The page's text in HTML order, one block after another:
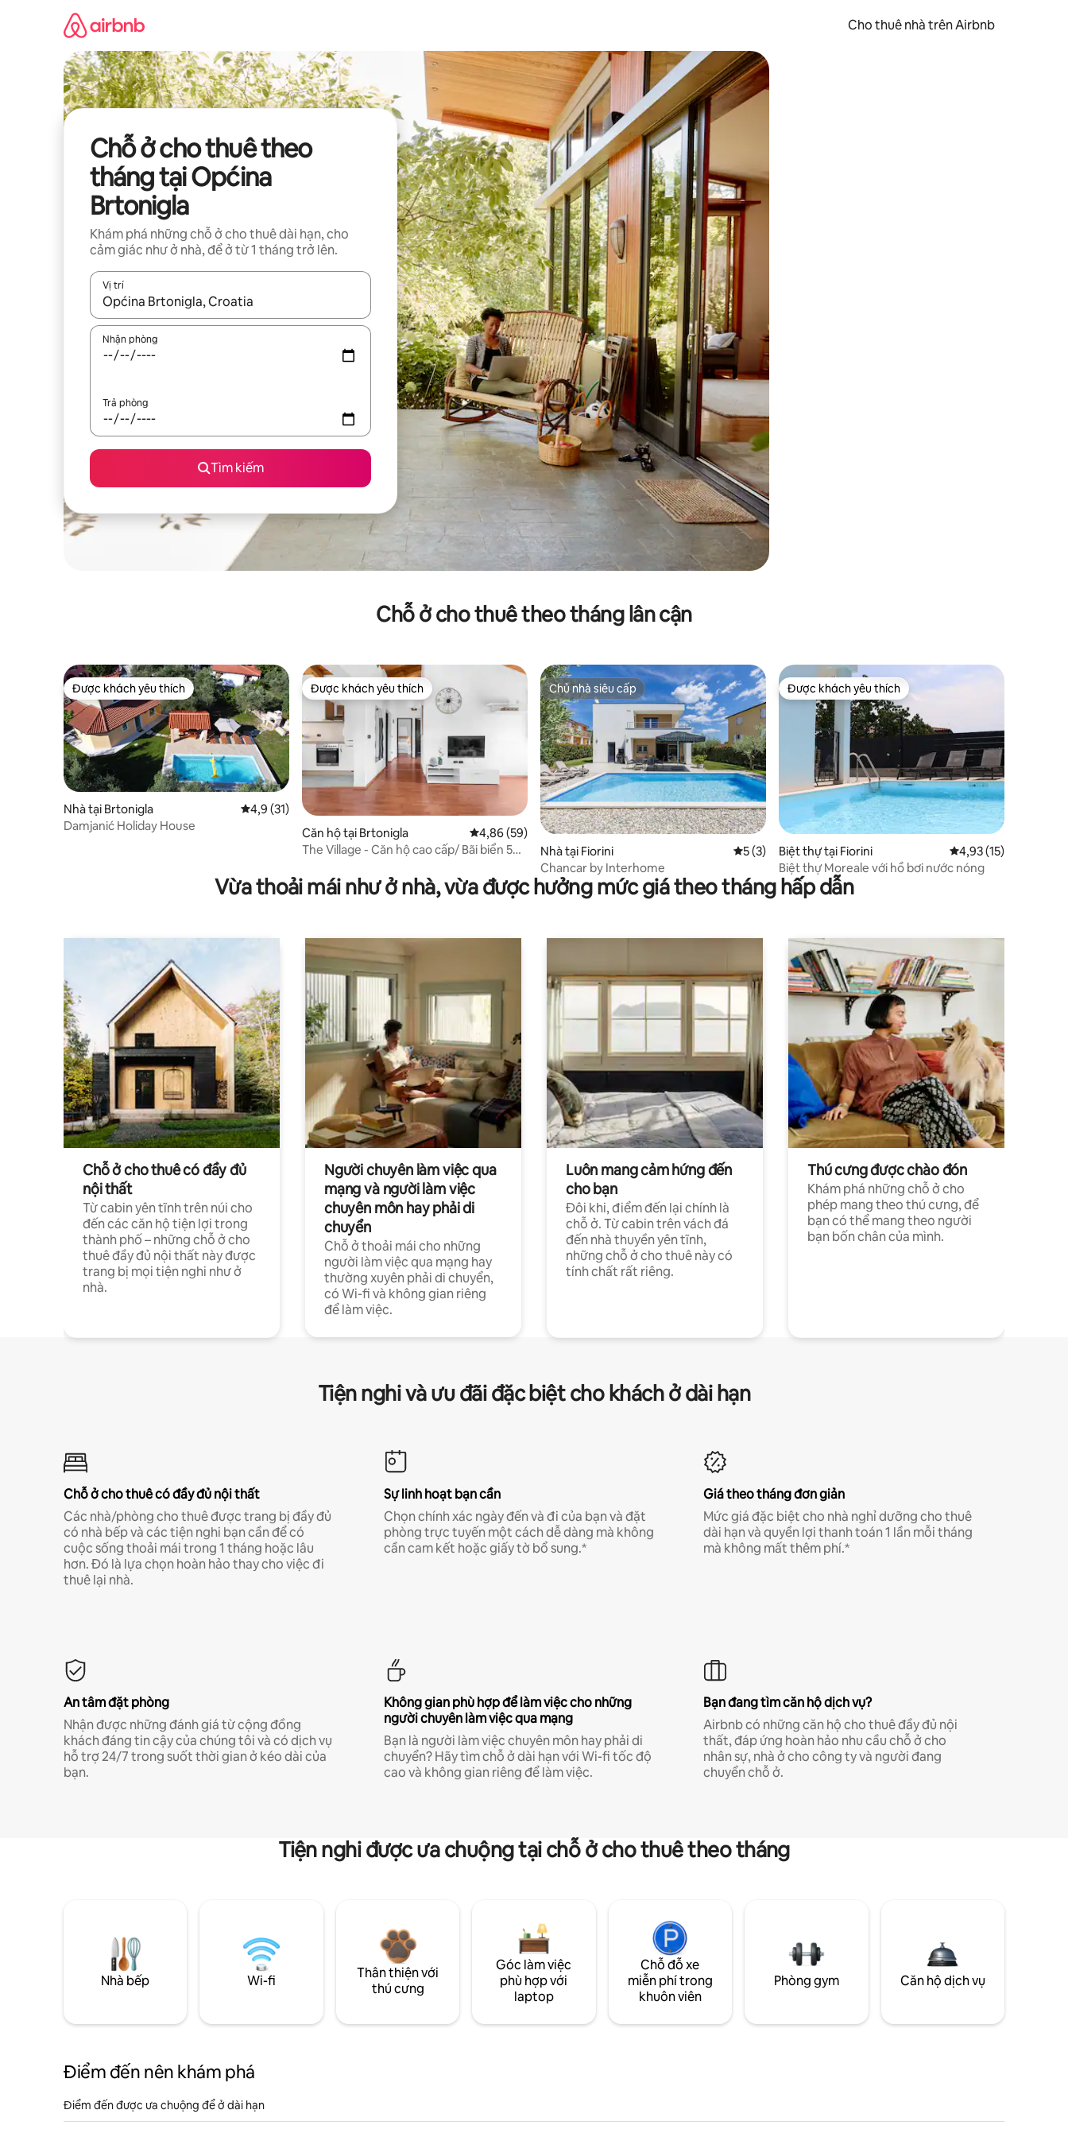
Cho thuê nhà trên Airbnb
Chỗ ở cho thuê theo
tháng tại Općina
Brtonigla
Khám phá những chỗ ở cho thuê dài hạn, cho
cảm giác như ở nhà, để ở từ 1 tháng trở lên.
Vị trí
Khi có kết quả, hãy điều hướng bằng phím mũi tên lên và xuống hoặc khám phá bằng các thao tác chạm hoặc vuốt.
Nhận phòng
Trả phòng
Tìm kiếm
Chỗ ở cho thuê theo tháng lân cận
Được khách yêu thích
Được khách yêu thích
Nhà tại Brtonigla Xếp hạng trung bình 4,9/5, 31 đánh giá
4,9 (31)
Damjanić Holiday House
Được khách yêu thích
Được khách yêu thích
Căn hộ tại Brtonigla Xếp hạng trung bình 4,86/5, 59 đánh giá
4,86 (59)
The Village - Căn hộ cao cấp/ Bãi biển 5
Chủ nhà siêu cấp
Chủ nhà siêu cấp
Nhà tại Fiorini Xếp hạng trung bình 5/5, 3 đánh giá
5 (3)
Chancar by Interhome
Được khách yêu thích
Được khách yêu thích
Biệt thự tại Fiorini Xếp hạng trung bình
4,93 (15)
Biệt thự Moreale với hồ bơi nước nóng
Vừa thoải mái như ở nhà, vừa được hưởng mức giá theo tháng hấp dẫn
Chỗ ở cho thuê có đầy đủ
nội thất
Từ cabin yên tĩnh trên núi cho
đến các căn hộ tiện lợi trong
thành phố – những chỗ ở cho
thuê đầy đủ nội thất này được
trang bị mọi tiện nghi như ở
nhà.
Người chuyên làm việc qua
mạng và người làm việc
chuyên môn hay phải di
chuyển
Chỗ ở thoải mái cho những
người làm việc qua mạng hay
thường xuyên phải di chuyển,
có Wi-fi và không gian riêng
để làm việc.
Luôn mang cảm hứng đến
cho bạn
Đôi khi, điểm đến lại chính là
chỗ ở. Từ cabin trên vách đá
đến nhà thuyền yên tĩnh,
những chỗ ở cho thuê này có
tính chất rất riêng.
Thú cưng được chào đón
Khám phá những chỗ ở cho
phép mang theo thú cưng, để
bạn có thể mang theo người
bạn bốn chân của mình.
Tiện nghi và ưu đãi đặc biệt cho khách ở dài hạn
Chỗ ở cho thuê có đầy đủ nội thất
Các nhà/phòng cho thuê được trang bị đầy đủ
có nhà bếp và các tiện nghi bạn cần để có
cuộc sống thoải mái trong 1 tháng hoặc lâu
hơn. Đó là lựa chọn hoàn hảo thay cho việc đi
thuê lại nhà.
Sự linh hoạt bạn cần
Chọn chính xác ngày đến và đi của bạn và đặt
phòng trực tuyến một cách dễ dàng mà không
cần cam kết hoặc giấy tờ bổ sung.*
Giá theo tháng đơn giản
Mức giá đặc biệt cho nhà nghỉ dưỡng cho thuê
dài hạn và quyền lợi thanh toán 1 lần mỗi tháng
mà không mất thêm phí.*
An tâm đặt phòng
Nhận được những đánh giá từ cộng đồng
khách đáng tin cậy của chúng tôi và có dịch vụ
hỗ trợ 24/7 trong suốt thời gian ở kéo dài của
bạn.
Không gian phù hợp để làm việc cho những
người chuyên làm việc qua mạng
Bạn là người làm việc chuyên môn hay phải di
chuyển? Hãy tìm chỗ ở dài hạn với Wi-fi tốc độ
cao và không gian riêng để làm việc.
Bạn đang tìm căn hộ dịch vụ?
Airbnb có những căn hộ cho thuê đầy đủ nội
thất, đáp ứng hoàn hảo nhu cầu chỗ ở cho
nhân sự, nhà ở cho công ty và người đang
chuyển chỗ ở.
Tiện nghi được ưa chuộng tại chỗ ở cho thuê theo tháng
Nhà bếp Wi-fi
Thân thiện với
thú cưng
Góc làm việc
phù hợp với
laptop
Chỗ đỗ xe
miễn phí trong
khuôn viên
Phòng gym Căn hộ dịch vụ
Điểm đến nên khám phá
Điểm đến được ưa chuộng để ở dài hạn